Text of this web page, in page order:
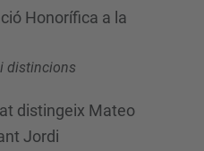
Honorífica a la
distincions
distingeix Mateo
Jordi